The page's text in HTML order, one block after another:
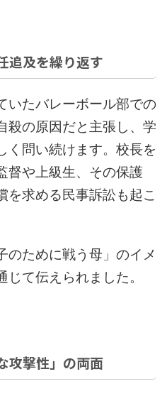
追及を繰り返す
いたバレーボール部での
殺の原因だと主張し、学
く問い続けます。校長を
督や上級生、その保護
を求める民事訴訟も起こ
のために戦う母」のイメ
て伝えられました。
攻撃性」の両面